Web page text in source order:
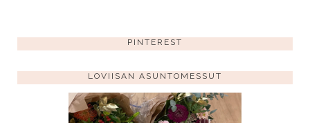
PINTEREST
LOVIISAN ASUNTOMESSUT